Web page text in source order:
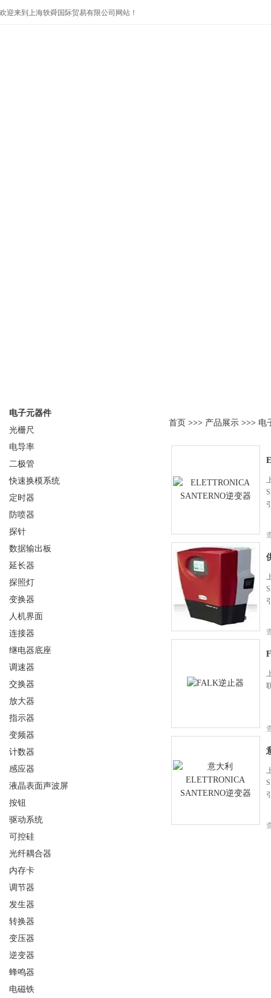
欢迎来到上海轶舜国际贸易有限公司网站！
首页 >>> 产品展示 >>> 电
电子元器件
光栅尺
电导率
二极管
快速换模系统
定时器
防喷器
探针
数据输出板
延长器
探照灯
变换器
人机界面
连接器
继电器底座
调速器
交换器
放大器
指示器
变频器
计数器
感应器
液晶表面声波屏
按钮
驱动系统
可控硅
光纤耦合器
内存卡
调节器
发生器
转换器
变压器
逆变器
蜂鸣器
电磁铁